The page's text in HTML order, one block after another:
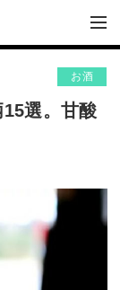
お酒
選。甘酸